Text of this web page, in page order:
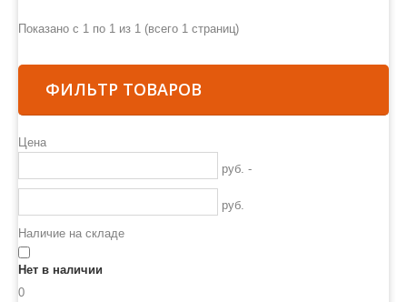
Показано с 1 по 1 из 1 (всего 1 страниц)
ФИЛЬТР ТОВАРОВ
Цена
руб. -
руб.
Наличие на складе
Нет в наличии
0